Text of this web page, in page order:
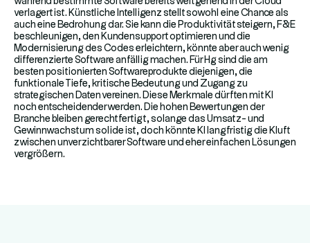
verlagert ist. Künstliche Intelligenz stellt sowohl eine Chance als
auch eine Bedrohung dar. Sie kann die Produktivität steigern, F&E
beschleunigen, den Kundensupport optimieren und die
Modernisierung des Codes erleichtern, könnte aber auch wenig
differenzierte Software anfällig machen. Für Hg sind die am
besten positionierten Softwareprodukte diejenigen, die
funktionale Tiefe, kritische Bedeutung und Zugang zu
strategischen Daten vereinen. Diese Merkmale dürften mit KI
noch entscheidender werden. Die hohen Bewertungen der
Branche bleiben gerechtfertigt, solange das Umsatz- und
Gewinnwachstum solide ist, doch könnte KI langfristig die Kluft
zwischen unverzichtbarer Software und eher einfachen Lösungen
vergrößern.